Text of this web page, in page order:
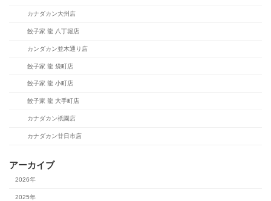
カナダカン大州店
餃子家 龍 八丁堀店
カンダカン並木通り店
餃子家 龍 袋町店
餃子家 龍 小町店
餃子家 龍 大手町店
カナダカン祇園店
カナダカン廿日市店
アーカイブ
2026年
2025年